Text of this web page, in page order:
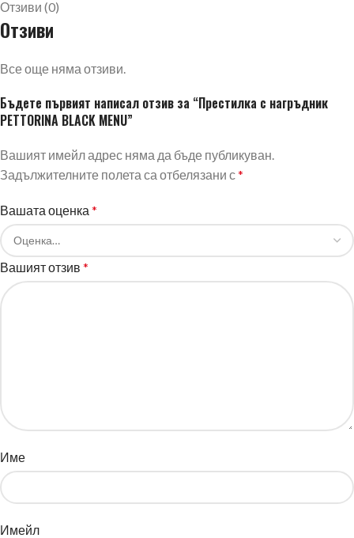
Отзиви (0)
Отзиви
Все още няма отзиви.
Бъдете първият написал отзив за “Престилка с нагръдник
PETTORINA BLACK MENU”
Вашият имейл адрес няма да бъде публикуван.
Задължителните полета са отбелязани с*
Вашата оценка *
Вашият отзив *
Име
Имейл